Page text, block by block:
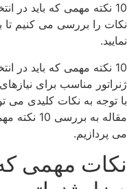
10 نکته مهمی که باید در
نکات را بررسی می کنیم تا
نمایید.
10 نکته مهمی که باید در
ژنراتور مناسب برای
با توجه به نکات کلیدی می
مقاله به
می ‌پردازیم.
نکات مهمی که